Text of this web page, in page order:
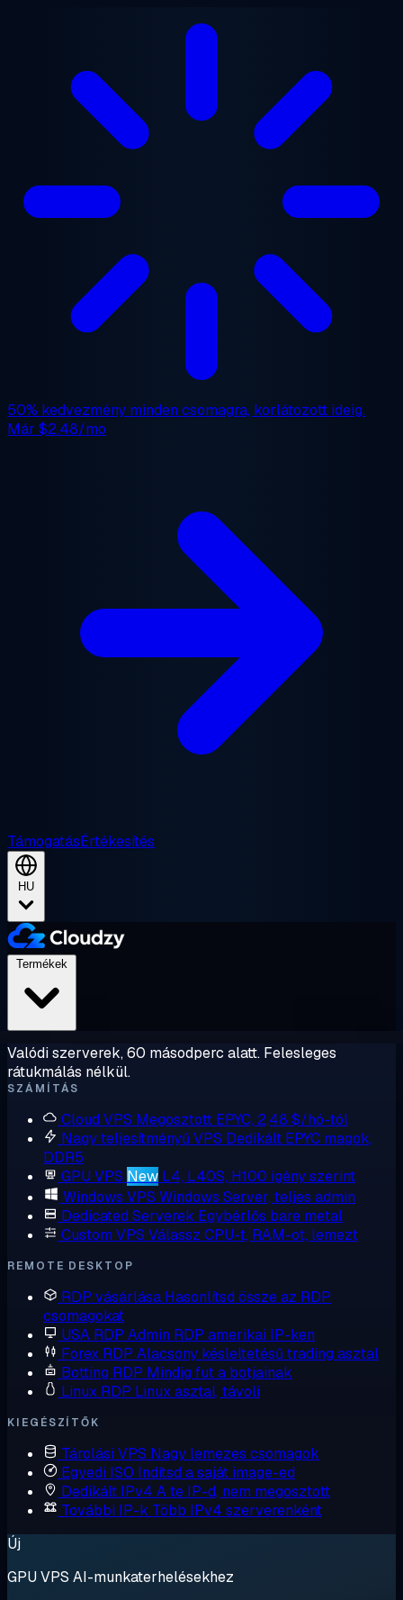
50% kedvezmény minden csomagra, korlátozott ideig.
Már $2.48/mo
TámogatásÉrtékesítés
HU
Valódi szerverek, 60 másodperc alatt. Felesleges
rátukmálás nélkül.
SZÁMÍTÁS
Cloud VPS Megosztott EPYC, 2,48 $/hó-tól
Nagy teljesítményű VPS Dedikált EPYC magok,
DDR5
GPU VPS New L4, L40S, H100 igény szerint
Windows VPS Windows Server, teljes admin
Dedicated Serverek Egybérlős bare metal
Custom VPS Válassz CPU-t, RAM-ot, lemezt
REMOTE DESKTOP
RDP vásárlása Hasonlítsd össze az RDP
csomagokat
USA RDP Admin RDP amerikai IP-ken
Forex RDP Alacsony késleltetésű trading asztal
Botting RDP Mindig fut a botjainak
Linux RDP Linux asztal, távoli
KIEGÉSZÍTŐK
Tárolási VPS Nagy lemezes csomagok
Egyedi ISO Indítsd a saját image-ed
Dedikált IPv4 A te IP-d, nem megosztott
További IP-k Több IPv4 szerverenként
Új
GPU VPS AI-munkaterhelésekhez